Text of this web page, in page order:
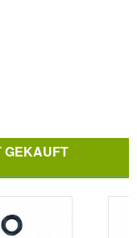
GEKAUFT